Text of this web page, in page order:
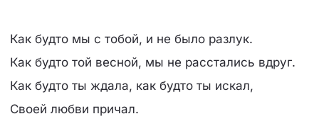
Как будто мы с тобой, и не было разлук.
Как будто той весной, мы не расстались вдруг.
Как будто ты ждала, как будто ты искал,
Своей любви причал.